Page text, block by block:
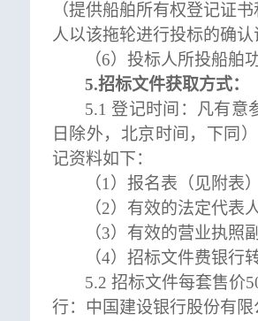
（提供船舶所有权登记证
人以该拖轮进行投标的确
（6） 投标人所投船舶
5.招标文件获取方式：
5.1 登记时间：凡有意
日除外， 北京时间，下同
记资料如下：
（1）报名表（见附表
（2）有效的法定代表
（3）有效的营业执照
（4）招标文件费银行
5.2 招标文件每套售价
行： 中国建设银行股份有